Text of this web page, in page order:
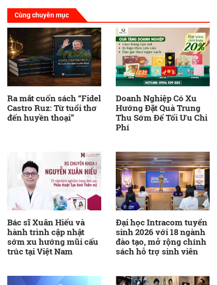
Cùng chuyên mục
Ra mắt cuốn sách “Fidel
Castro Ruz: Từ tuổi thơ
đến huyền thoại”
Doanh Nghiệp Có Xu
Hướng Đặt Quà Trung
Thu Sớm Để Tối Ưu Chi
Phí
Bác sĩ Xuân Hiếu và
hành trình cập nhật
sớm xu hướng mũi cấu
trúc tại Việt Nam
Đại học Intracom tuyển
sinh 2026 với 18 ngành
đào tạo, mở rộng chính
sách hỗ trợ sinh viên